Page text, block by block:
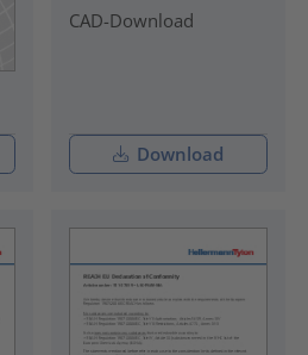
CAD-Download
Download